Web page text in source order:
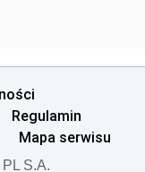
Regulamin
Mapa serwisu
S.A.